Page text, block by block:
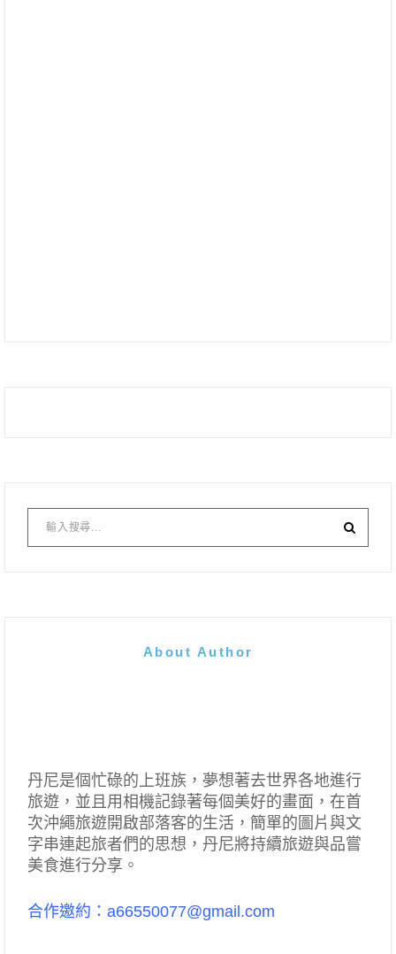
About Author
丹尼是個忙碌的上班族，夢想著去世界各地進行
旅遊，並且用相機記錄著每個美好的畫面，在首
次沖繩旅遊開啟部落客的生活，簡單的圖片與文
字串連起旅者們的思想，丹尼將持續旅遊與品嘗
美食進行分享。
合作邀約：a66550077@gmail.com